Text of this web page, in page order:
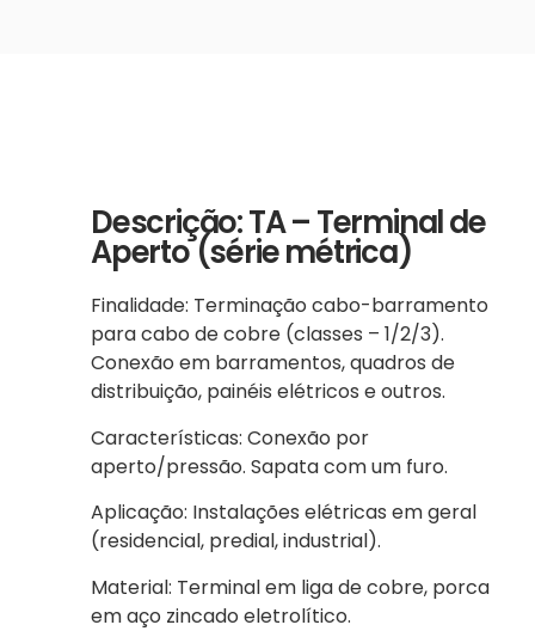
Descrição: TA – Terminal de
Aperto (série métrica)
Finalidade: Terminação cabo-barramento
para cabo de cobre (classes – 1/2/3).
Conexão em barramentos, quadros de
distribuição, painéis elétricos e outros.
Características: Conexão por
aperto/pressão. Sapata com um furo.
Aplicação: Instalações elétricas em geral
(residencial, predial, industrial).
Material: Terminal em liga de cobre, porca
em aço zincado eletrolítico.